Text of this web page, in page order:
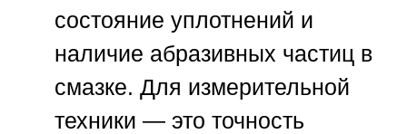
состояние уплотнений и
наличие абразивных частиц в
смазке. Для измерительной
техники — это точность